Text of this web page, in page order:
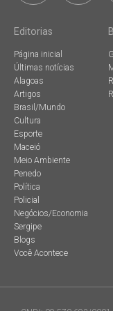
Editorias
Página inicial
Últimas notícias
Alagoas
Artigos
Brasil/Mundo
Cultura
Esporte
Maceió
Meio Ambiente
Penedo
Política
Policial
Negócios/Economia
Sergipe
Blogs
Você Acontece